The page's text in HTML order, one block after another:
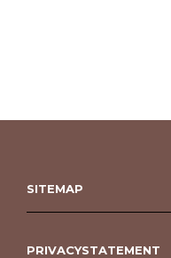
SITEMAP
PRIVACYSTATEMENT